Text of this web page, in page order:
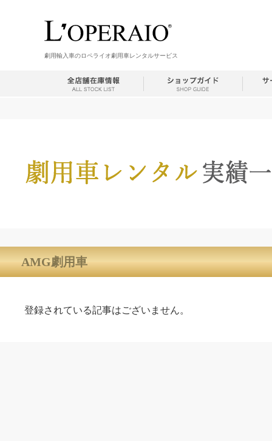
劇用輸入車のロペライオ劇用車レンタルサービス
AMG劇用車
登録されている記事はございません。